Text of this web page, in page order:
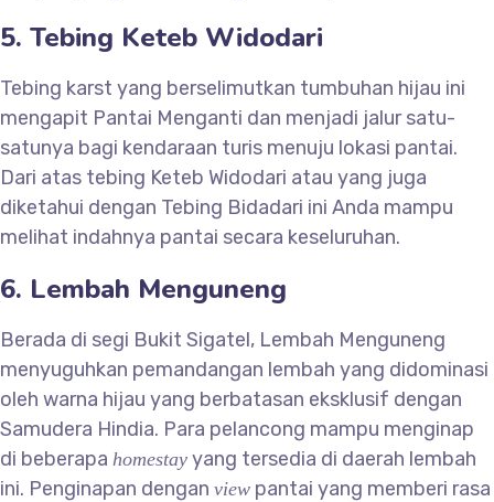
5. Tebing Keteb Widodari
Tebing karst yang berselimutkan tumbuhan hijau ini
mengapit Pantai Menganti dan menjadi jalur satu-
satunya bagi kendaraan turis menuju lokasi pantai.
Dari atas tebing Keteb Widodari atau yang juga
diketahui dengan Tebing Bidadari ini Anda mampu
melihat indahnya pantai secara keseluruhan.
6. Lembah Menguneng
Berada di segi Bukit Sigatel, Lembah Menguneng
menyuguhkan pemandangan lembah yang didominasi
oleh warna hijau yang berbatasan eksklusif dengan
Samudera Hindia. Para pelancong mampu menginap
di beberapa homestay yang tersedia di daerah lembah
ini. Penginapan dengan view pantai yang memberi rasa